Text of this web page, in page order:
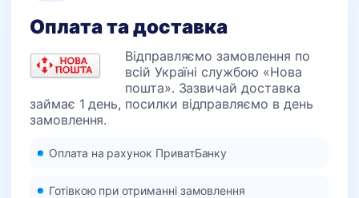
Оплата та доставка
Відправляємо замовлення по
всій Україні службою «Нова
пошта». Зазвичай доставка
займає 1 день, посилки відправляємо в день
замовлення.
Оплата на рахунок ПриватБанку
Готівкою при отриманні замовлення